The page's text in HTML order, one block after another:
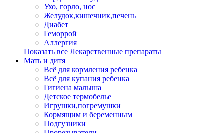
Ухо, горло, нос
Желудок,кишечник,печень
Диабет
Геморрой
Аллергия
Показать все Лекарственные препараты
Мать и дитя
Всё для кормления ребенка
Всё для купания ребенка
Гигиена малыша
Детское термобелье
Игрушки,погремушки
Кормящим и беременным
Подгузники